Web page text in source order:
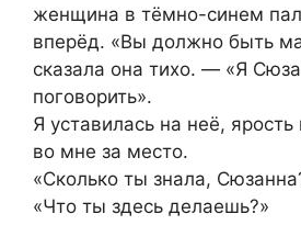
женщина в тёмно-синем
вперёд. «Вы должно быть
сказала она тихо. — «Я
поговорить».
Я уставилась на неё, ярость
во мне за место.
«Сколько ты знала,
«Что ты здесь делаешь?»